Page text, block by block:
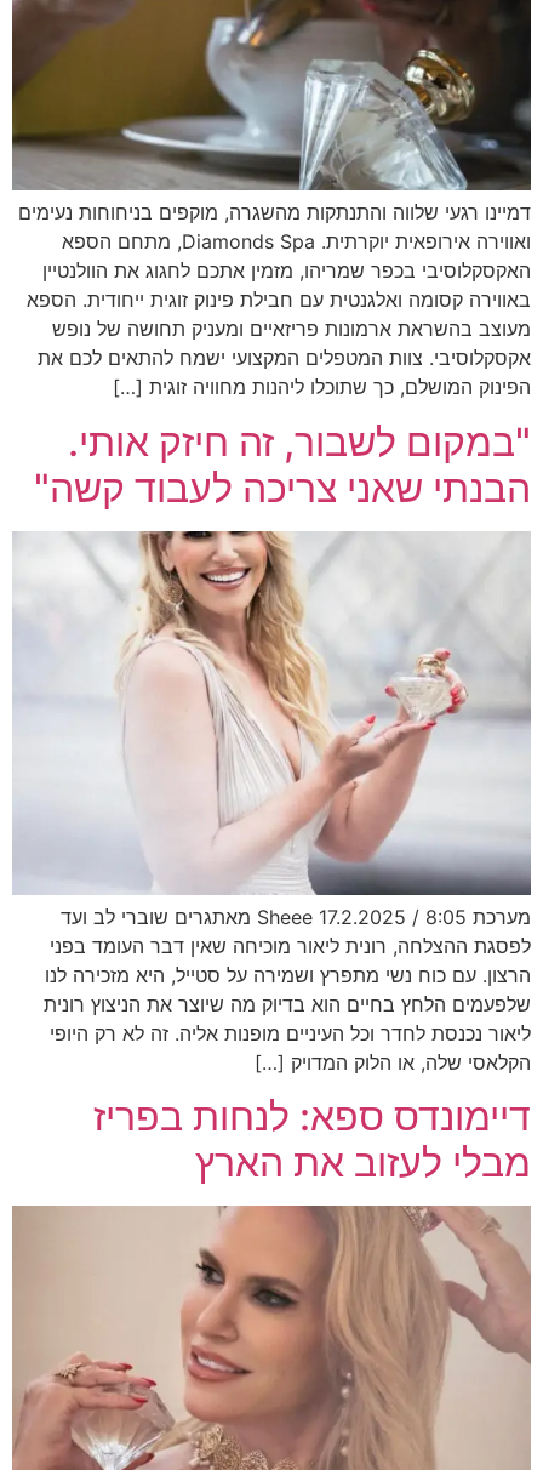
דמיינו רגעי שלווה והתנתקות מהשגרה, מוקפים בניחוחות נעימים
ואווירה אירופאית יוקרתית. Diamonds Spa, מתחם הספא
האקסקלוסיבי בכפר שמריהו, מזמין אתכם לחגוג את הוולנטיין
באווירה קסומה ואלגנטית עם חבילת פינוק זוגית ייחודית. הספא
מעוצב בהשראת ארמונות פריזאיים ומעניק תחושה של נופש
אקסקלוסיבי. צוות המטפלים המקצועי ישמח להתאים לכם את
הפינוק המושלם, כך שתוכלו ליהנות מחוויה זוגית […]
"במקום לשבור, זה חיזק אותי.
הבנתי שאני צריכה לעבוד קשה"
מערכת Sheee 17.2.2025 / 8:05 מאתגרים שוברי לב ועד
לפסגת ההצלחה, רונית ליאור מוכיחה שאין דבר העומד בפני
הרצון. עם כוח נשי מתפרץ ושמירה על סטייל, היא מזכירה לנו
שלפעמים הלחץ בחיים הוא בדיוק מה שיוצר את הניצוץ רונית
ליאור נכנסת לחדר וכל העיניים מופנות אליה. זה לא רק היופי
הקלאסי שלה, או הלוק המדויק […]
דיימונדס ספא: לנחות בפריז
מבלי לעזוב את הארץ